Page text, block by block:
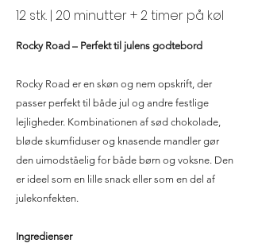
12 stk. | 20 minutter + 2 timer på køl
Rocky Road – Perfekt til julens godtebord
Rocky Road er en skøn og nem opskrift, der
passer perfekt til både jul og andre festlige
lejligheder. Kombinationen af sød chokolade,
bløde skumfiduser og knasende mandler gør
den uimodståelig for både børn og voksne. Den
er ideel som en lille snack eller som en del af
julekonfekten.
Ingredienser